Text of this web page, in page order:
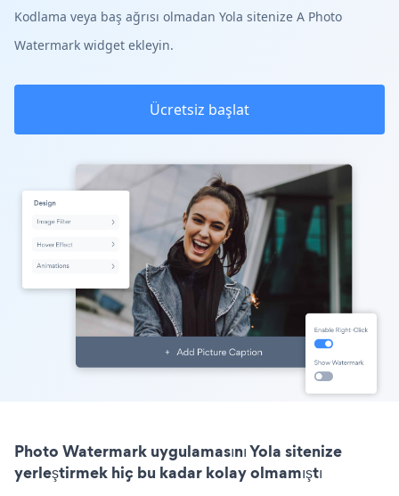
Kodlama veya baş ağrısı olmadan Yola sitenize A Photo
Watermark widget ekleyin.
Ücretsiz başlat
Photo Watermark uygulamasını Yola sitenize
yerleştirmek hiç bu kadar kolay olmamıştı